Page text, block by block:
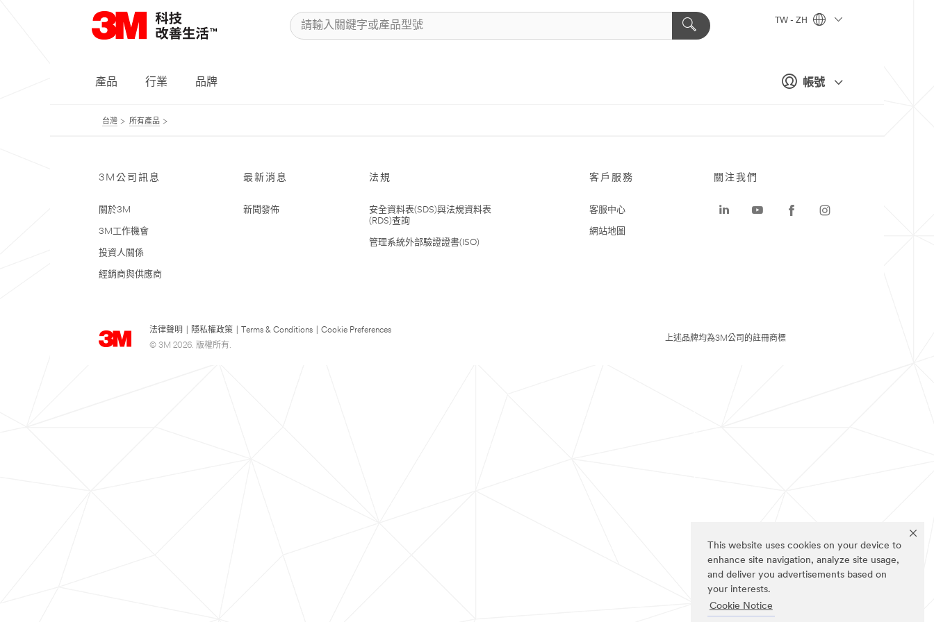
This website uses cookies on your device to
enhance site navigation, analyze site usage,
and deliver you advertisements based on
your interests.
Cookie Notice
帳號
TW - ZH
產品 行業 品牌
台灣 所有產品
3M公司訊息
關於3M
3M工作機會
投資人關係
經銷商與供應商
最新消息
新聞發佈
法規
安全資料表(SDS)與法規資料表
(RDS)查詢
管理系統外部驗證證書(ISO)
客戶服務
客服中心
網站地圖
法律聲明 隱私權政策 Terms & Conditions
Cookie Preferences
© 3M 2026. 版權所有.
關注我們
上述品牌均為3M公司的註冊商標